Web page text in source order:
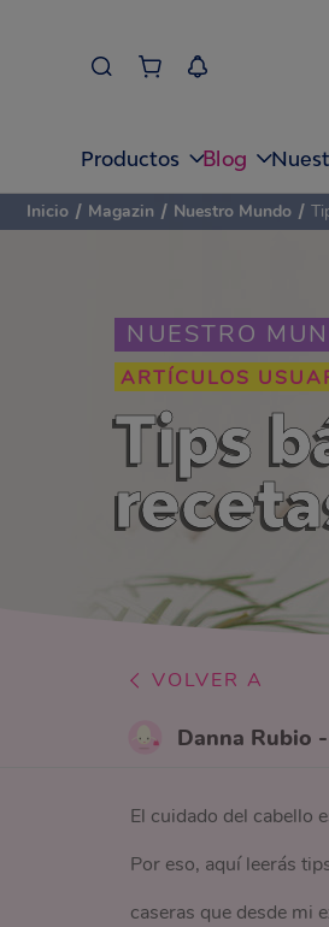
Productos Blog
NUESTRO
ARTÍCULOS
Tips
Inicio / Magazin / Nuestro Mundo /
VOLVER A
Danna Rubio
El cuidado del cabello
Por eso, aquí leerás
caseras que desde mi